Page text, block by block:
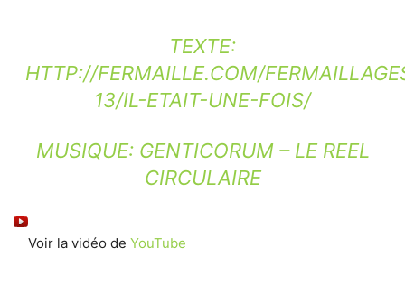
TEXTE:
HTTP://FERMAILLE.COM/
13/IL-ETAIT-UNE-FOIS/
MUSIQUE: GENTICORUM – LE REEL
CIRCULAIRE
Voir la vidéo de YouTube